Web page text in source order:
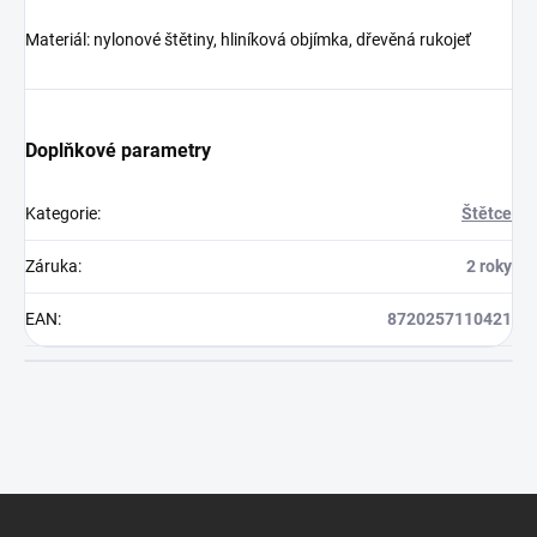
Materiál: nylonové štětiny, hliníková objímka, dřevěná rukojeť
Doplňkové parametry
Kategorie: Štětce
Záruka: 2 roky
EAN: 8720257110421